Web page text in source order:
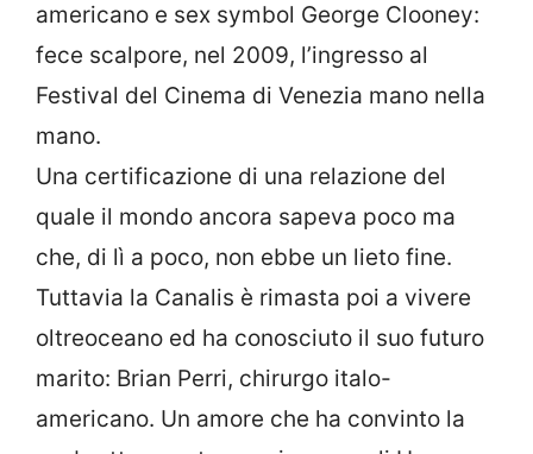
americano e sex symbol George Clooney:
fece scalpore, nel 2009, l’ingresso al
Festival del Cinema di Venezia mano nella
mano.
Una certificazione di una relazione del
quale il mondo ancora sapeva poco ma
che, di lì a poco, non ebbe un lieto fine.
Tuttavia la Canalis è rimasta poi a vivere
oltreoceano ed ha conosciuto il suo futuro
marito: Brian Perri, chirurgo italo-
americano. Un amore che ha convinto la